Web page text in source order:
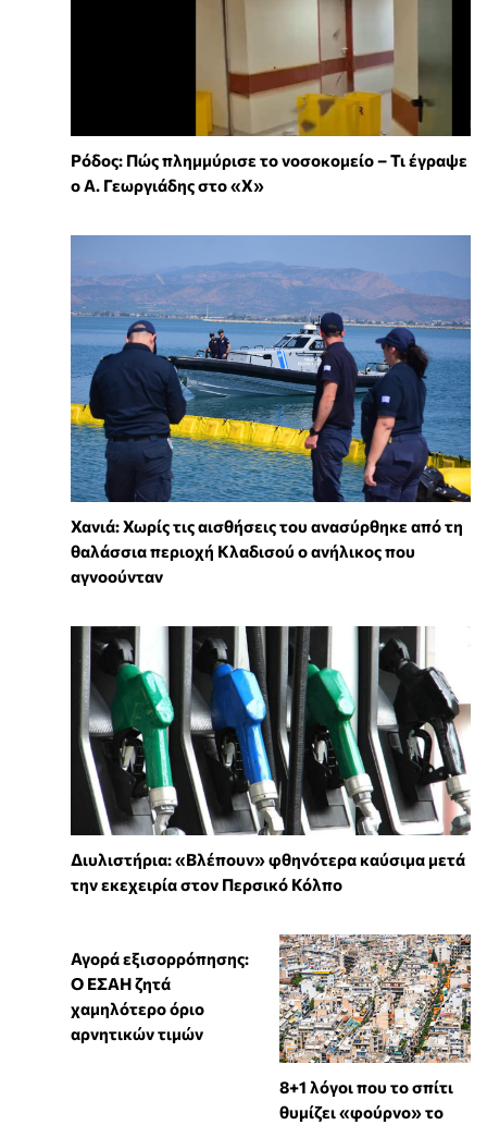
Ρόδος: Πώς πλημμύρισε το νοσοκομείο – Τι έγραψε
ο Α. Γεωργιάδης στο «X»
Χανιά: Χωρίς τις αισθήσεις του ανασύρθηκε από τη
θαλάσσια περιοχή Κλαδισού ο ανήλικος που
αγνοούνταν
Διυλιστήρια: «Βλέπουν» φθηνότερα καύσιμα μετά
την εκεχειρία στον Περσικό Κόλπο
Αγορά εξισορρόπησης:
Ο ΕΣΑΗ ζητά
χαμηλότερο όριο
αρνητικών τιμών
8+1 λόγοι που το σπίτι
θυμίζει «φούρνο» το